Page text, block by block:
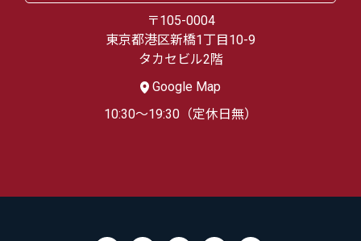
〒105-0004
東京都港区新橋1丁目10-9
タカセビル2階
Google Map
10:30～19:30（定休日無）